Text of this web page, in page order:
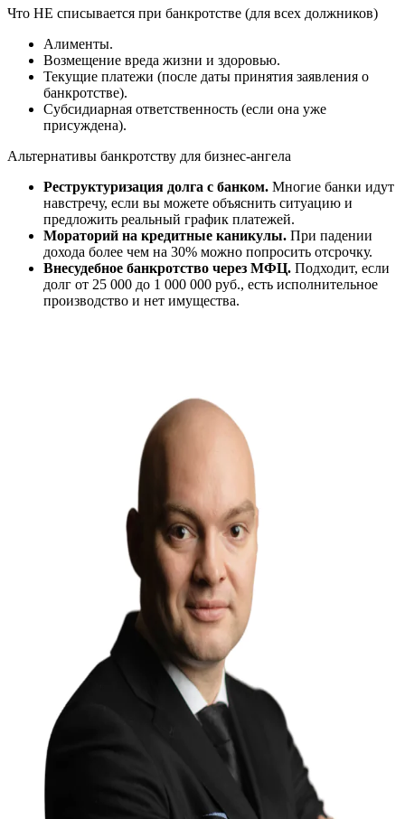
Что НЕ списывается при банкротстве (для всех должников)
Алименты.
Возмещение вреда жизни и здоровью.
Текущие платежи (после даты принятия заявления о
банкротстве).
Субсидиарная ответственность (если она уже
присуждена).
Альтернативы банкротству для бизнес-ангела
Реструктуризация долга с банком. Многие банки идут
навстречу, если вы можете объяснить ситуацию и
предложить реальный график платежей.
Мораторий на кредитные каникулы. При падении
дохода более чем на 30% можно попросить отсрочку.
Внесудебное банкротство через МФЦ. Подходит, если
долг от 25 000 до 1 000 000 руб., есть исполнительное
производство и нет имущества.